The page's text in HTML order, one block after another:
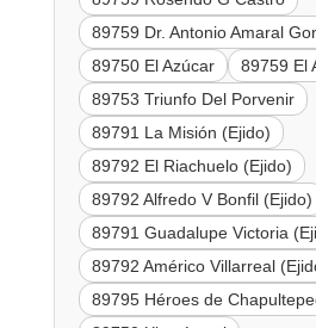
89759 Dr. Antonio Amaral
89750 El Azúcar
89759 El
89753 Triunfo Del Porvenir
89791 La Misión (Ejido)
89792 El Riachuelo (Ejido)
89792 Alfredo V Bonfil (Ejido)
89791 Guadalupe Victoria
89792 Américo Villarreal
89795 Héroes de